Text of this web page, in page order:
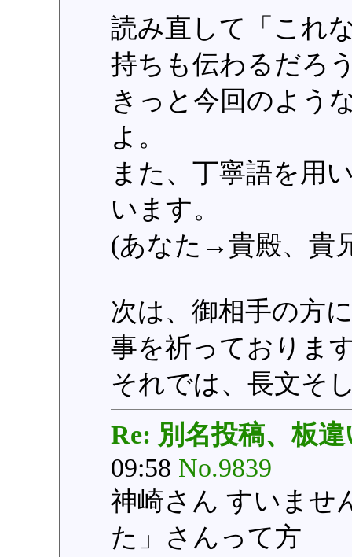
読み直して「これ
持ちも伝わるだろ
きっと今回のよう
よ。
また、丁寧語を用
います。
(あなた→貴殿、貴
次は、御相手の方
事を祈っておりま
それでは、長文そ
Re: 別名投稿、板違
09:58 No.9839
神崎さん すいませ
た」さんって方